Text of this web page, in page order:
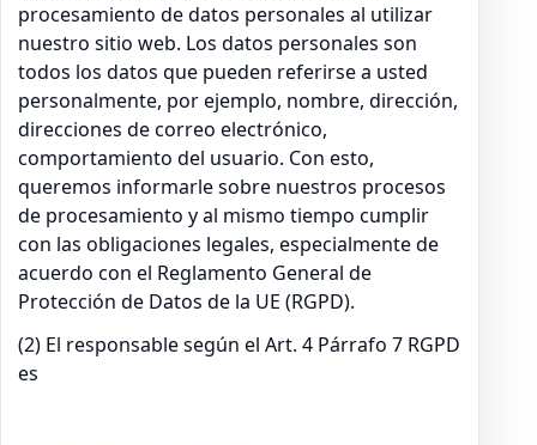
procesamiento de datos personales al utilizar
nuestro sitio web. Los datos personales son
todos los datos que pueden referirse a usted
personalmente, por ejemplo, nombre, dirección,
direcciones de correo electrónico,
comportamiento del usuario. Con esto,
queremos informarle sobre nuestros procesos
de procesamiento y al mismo tiempo cumplir
con las obligaciones legales, especialmente de
acuerdo con el Reglamento General de
Protección de Datos de la UE (RGPD).
(2) El responsable según el Art. 4 Párrafo 7 RGPD
es